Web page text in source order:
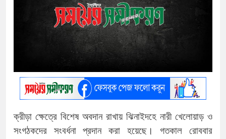
ক্রীড়া ক্ষেত্রে বিশেষ অবদান রাখায় ঝিনাইদহে নারী খেলোয়াড় ও
সংগঠকদের সংবর্ধনা প্রদান করা হয়েছে। গতকাল রোববার